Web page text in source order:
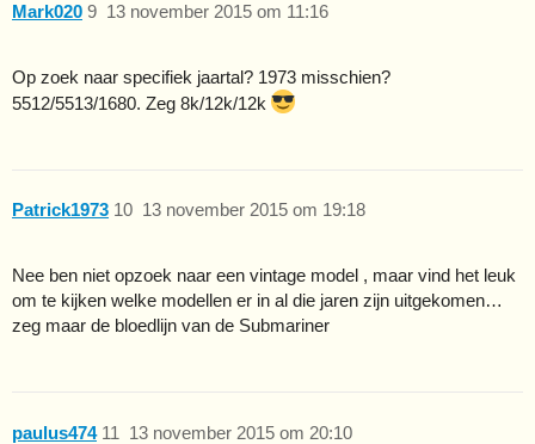
Mark020 13 november 2015 om 11:16
9
Op zoek naar specifiek jaartal? 1973 misschien?
5512/5513/1680. Zeg 8k/12k/12k
Patrick1973 13 november 2015 om 19:18
10
Nee ben niet opzoek naar een vintage model , maar vind het leuk
om te kijken welke modellen er in al die jaren zijn uitgekomen…
zeg maar de bloedlijn van de Submariner
paulus474 13 november 2015 om 20:10
11